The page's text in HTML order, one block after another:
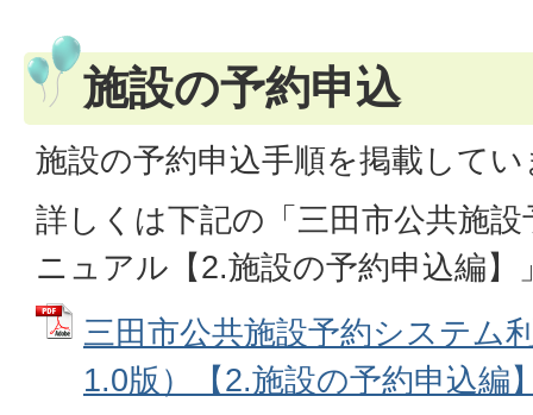
施設の予約申込
施設の予約申込手順を掲載して
詳しくは下記の「三田市公共施
ニュアル【2.施設の予約申込編
三田市公共施設予約システム
1.0版）【2.施設の予約申込編